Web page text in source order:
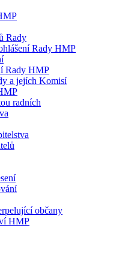
Rady
Rady HMP
Rady HMP
a jejích Komisí
radních
občany
HMP